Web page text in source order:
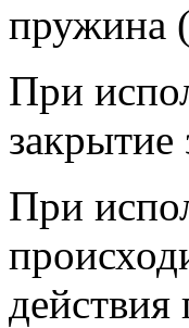
пружина
При
закрытие
При